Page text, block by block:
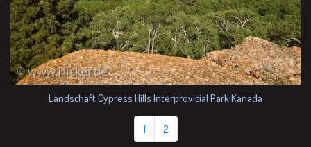
Landschaft Cypress Hills Interprovicial Park Kanada
1 2